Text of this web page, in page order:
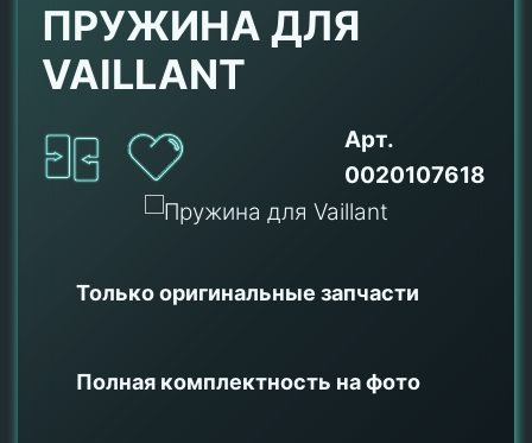
ПРУЖИНА ДЛЯ
VAILLANT
Арт.
0020107618
Только оригинальные запчасти
Полная комплектность на фото